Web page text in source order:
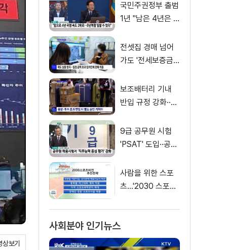
보기
국민주권정부 출범
1년 "남은 4년은 8
전셋집 경매 넘어
가도 '전세보증금'
보조배터리 기내
반입 규정 강화··
9급 공무원 시험
'PSAT' 도입··공정
사람을 위한 스포
츠…'2030 스포츠
사회분야 인기뉴스